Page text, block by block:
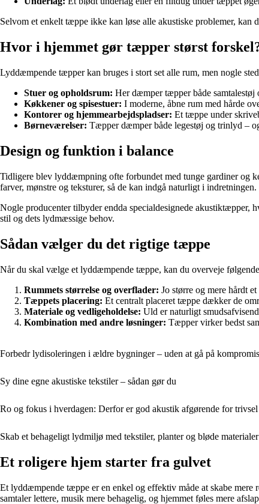
Selvom et enkelt tæppe ikke kan løse alle akustiske problemer,
Hvor i hjemmet gør tæpper størst
Lyddæmpende tæpper kan bruges i stort set alle rum, men nogle
Stuer og opholdsrum: Her dæmper tæpper både
Køkkener og spisestuer: I moderne, åbne rum med hårde
Kontorer og hjemmearbejdspladser: Et tæppe under
Børneværelser: Tæpper dæmper både legestøj og trinlyd –
Design og funktion i balance
Tidligere blev lyddæmpning ofte forbundet med tunge gardiner og
farver, mønstre og teksturer, så de kan indgå naturligt i indretningen.
Nogle producenter tilbyder endda specialdesignede akustiktæpper,
stil og dets lydmæssige behov.
Sådan vælger du det rigtige tæppe
Når du skal vælge et lyddæmpende tæppe, kan du overveje
Rummets størrelse og overflader: Jo større og mere hårdt
Tæppets placering: Et centralt placeret tæppe dækker de
Materiale og vedligeholdelse: Uld er naturligt
Kombination med andre løsninger: Tæpper virker bedst
Forbedr lydisoleringen i ældre bygninger – uden at gå på
Sy dine egne akustiske tekstiler – sådan gør du
Ro og fokus i hverdagen: Derfor er god akustik afgørende for trivsel
Skab et behageligt lydmiljø med tekstiler, planter og bløde materialer
Et roligere hjem starter fra gulvet
Et lyddæmpende tæppe er en enkel og effektiv måde at skabe
samtaler lettere, musik mere behagelig, og hjemmet føles mere